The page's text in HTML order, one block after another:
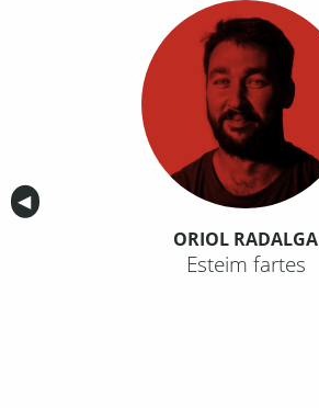
Anterior
◀︎
ORIOL RADALGA
Esteim fartes